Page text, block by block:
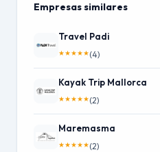
Empresas similares
Travel Padi
★★★★★(4)
Kayak Trip Mallorca
★★★★★(2)
Maremasma
★★★★★(2)